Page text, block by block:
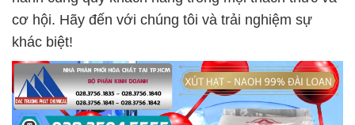
cơ hội. Hãy đến với chúng tôi và trải nghiệm sự
khác biệt!